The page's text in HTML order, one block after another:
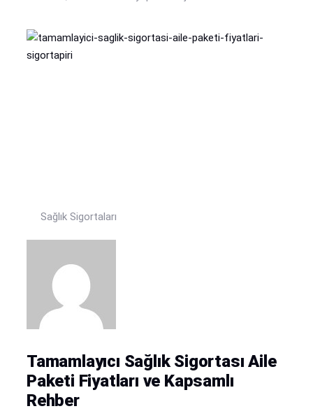
Sağlık Sigortaları
Tamamlayıcı Sağlık Sigortası Aile
Paketi Fiyatları ve Kapsamlı
Rehber